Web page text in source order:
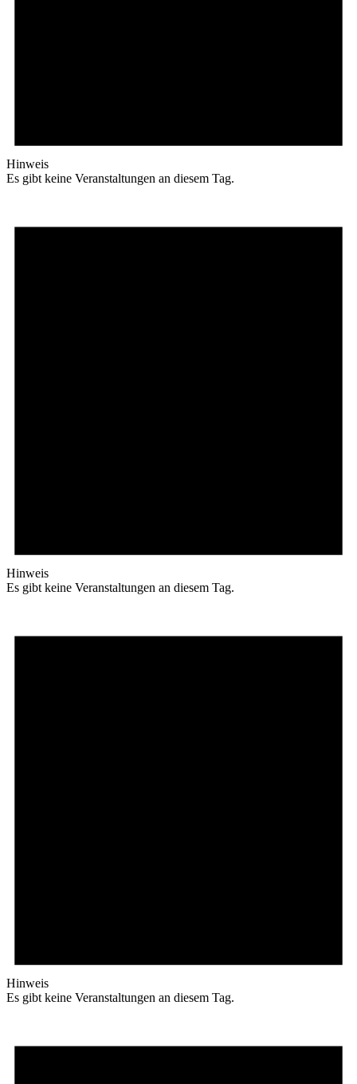
Hinweis
Es gibt keine Veranstaltungen an diesem Tag.
Hinweis
Es gibt keine Veranstaltungen an diesem Tag.
Hinweis
Es gibt keine Veranstaltungen an diesem Tag.